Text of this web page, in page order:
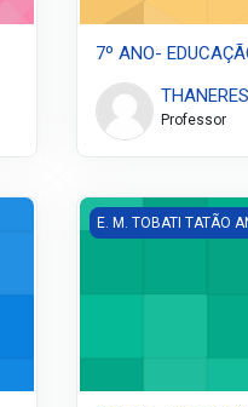
7º ANO-
Professor
7º ANO-
E. M. TOBATI TATÃO